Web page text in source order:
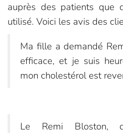
auprès des patients que
utilisé. Voici les avis des
Ma fille a demandé
efficace, et je suis
mon cholestérol est
Le Remi Bloston,